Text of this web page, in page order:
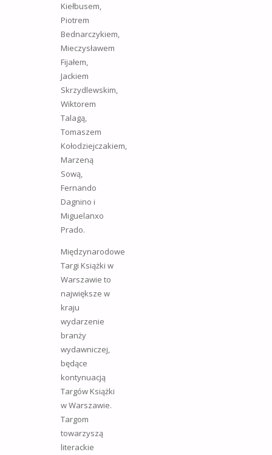
Kiełbusem,
Piotrem
Bednarczykiem,
Mieczysławem
Fijałem,
Jackiem
Skrzydlewskim,
Wiktorem
Talagą,
Tomaszem
Kołodziejczakiem,
Marzeną
Sową,
Fernando
Dagnino i
Miguelanxo
Prado.
Międzynarodowe
Targi Książki w
Warszawie to
największe w
kraju
wydarzenie
branży
wydawniczej,
będące
kontynuacją
Targów Książki
w Warszawie.
Targom
towarzyszą
literackie